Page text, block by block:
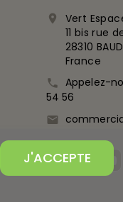

Vert
11 bis rue
28310
France
 Appelez-
54 56

J'ACCEPTE